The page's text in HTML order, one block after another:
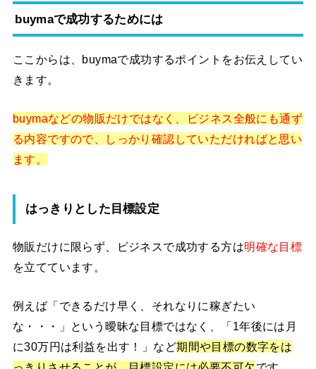
buymaで成功するためには
ここからは、buymaで成功するポイントをお伝えしてい
きます。
buymaなどの物販だけではなく、ビジネス全般にも通ず
る内容ですので、しっかり確認していただければと思い
ます。
はっきりとした目標設定
物販だけに限らず、ビジネスで成功する方は明確な目標
を立てています。
例えば「できるだけ早く、それなりに稼ぎたい
な・・・」という曖昧な目標ではなく、「1年後には月
に30万円は利益を出す！」など期間や目標の数字をは